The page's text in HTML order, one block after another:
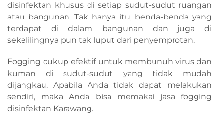
disinfektan khusus di setiap sudut-sudut ruangan
atau bangunan. Tak hanya itu, benda-benda yang
terdapat di dalam bangunan dan juga di
sekelilingnya pun tak luput dari penyemprotan.
Fogging cukup efektif untuk membunuh virus dan
kuman di sudut-sudut yang tidak mudah
dijangkau. Apabila Anda tidak dapat melakukan
sendiri, maka Anda bisa memakai jasa fogging
disinfektan Karawang.